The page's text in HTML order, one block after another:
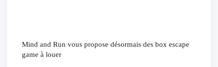
Mind and Run vous propose désormais des box escape
game à louer